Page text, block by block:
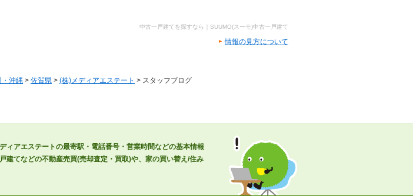
中古一戸建てを探すなら｜SUUMO(スーモ)中古一戸建て
情報の見方について
・沖縄 > 佐賀県 > (株)メディアエステート > スタッフブログ
ィアエステートの最寄駅・電話番号・営業時間などの基本情報
建てなどの不動産売買(売却査定・買取)や、家の買い替え/住み